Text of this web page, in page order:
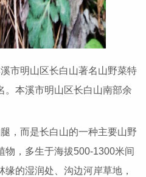
市明山区长白山著名山野菜特
。本溪市明山区长白山南部余
，而是长白山的一种主要山野
，多生于海拔500-1300米间
的湿润处、沟边河岸草地，